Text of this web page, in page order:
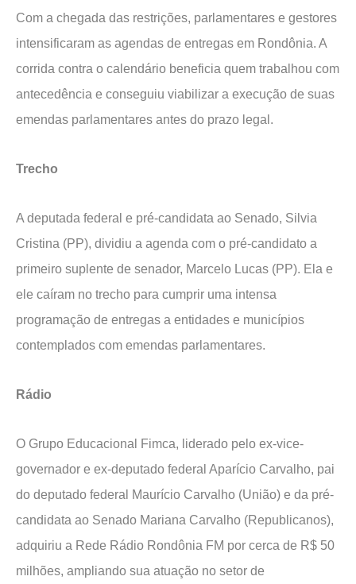
Com a chegada das restrições, parlamentares e gestores
intensificaram as agendas de entregas em Rondônia. A
corrida contra o calendário beneficia quem trabalhou com
antecedência e conseguiu viabilizar a execução de suas
emendas parlamentares antes do prazo legal.
Trecho
A deputada federal e pré-candidata ao Senado, Silvia
Cristina (PP), dividiu a agenda com o pré-candidato a
primeiro suplente de senador, Marcelo Lucas (PP). Ela e
ele caíram no trecho para cumprir uma intensa
programação de entregas a entidades e municípios
contemplados com emendas parlamentares.
Rádio
O Grupo Educacional Fimca, liderado pelo ex-vice-
governador e ex-deputado federal Aparício Carvalho, pai
do deputado federal Maurício Carvalho (União) e da pré-
candidata ao Senado Mariana Carvalho (Republicanos),
adquiriu a Rede Rádio Rondônia FM por cerca de R$ 50
milhões, ampliando sua atuação no setor de